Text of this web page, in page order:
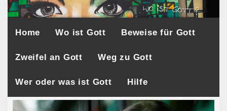
Home Wo ist Gott Beweise für Gott
Zweifel an Gott Weg zu Gott
Wer oder was ist Gott Hilfe